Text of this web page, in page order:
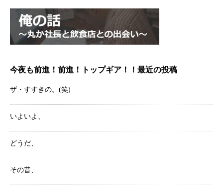
今夜も前進！前進！トップギア！！最近の投稿
ザ・すすきの。(笑)
いよいよ、
どうだ、
その昔、